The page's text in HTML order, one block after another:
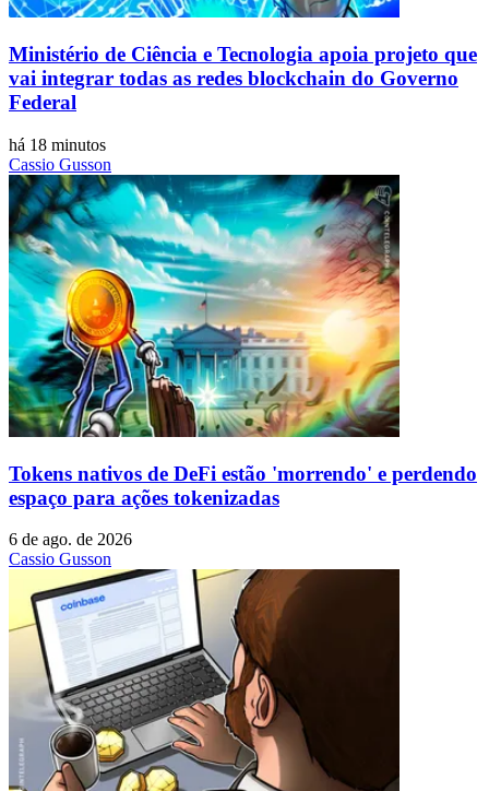
Ministério de Ciência e Tecnologia apoia projeto que
vai integrar todas as redes blockchain do Governo
Federal
há 18 minutos
Cassio Gusson
Tokens nativos de DeFi estão 'morrendo' e perdendo
espaço para ações tokenizadas
6 de ago. de 2026
Cassio Gusson